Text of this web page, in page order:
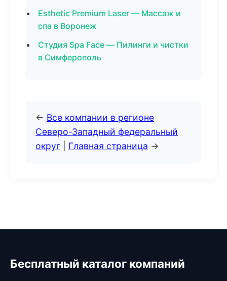
Esthetic Premium Laser — Массаж и
спа в Воронеж
Студия Spa Face — Пилинги и чистки
в Симферополь
← Все компании в регионе
Северо-Западный федеральный
округ
Главная страница →
Бесплатный каталог компаний